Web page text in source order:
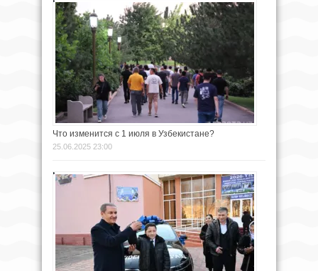
Что изменится с 1 июля в Узбекистане?
25.06.2025 23:00